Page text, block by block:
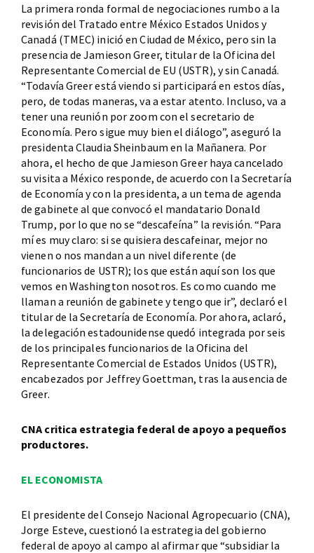
La primera ronda formal de negociaciones rumbo a la
revisión del Tratado entre México Estados Unidos y
Canadá (TMEC) inició en Ciudad de México, pero sin la
presencia de Jamieson Greer, titular de la Oficina del
Representante Comercial de EU (USTR), y sin Canadá.
“Todavía Greer está viendo si participará en estos días,
pero, de todas maneras, va a estar atento. Incluso, va a
tener una reunión por zoom con el secretario de
Economía. Pero sigue muy bien el diálogo”, aseguró la
presidenta Claudia Sheinbaum en la Mañanera. Por
ahora, el hecho de que Jamieson Greer haya cancelado
su visita a México responde, de acuerdo con la Secretaría
de Economía y con la presidenta, a un tema de agenda
de gabinete al que convocó el mandatario Donald
Trump, por lo que no se “descafeína” la revisión. “Para
mí es muy claro: si se quisiera descafeinar, mejor no
vienen o nos mandan a un nivel diferente (de
funcionarios de USTR); los que están aquí son los que
vemos en Washington nosotros. Es como cuando me
llaman a reunión de gabinete y tengo que ir”, declaró el
titular de la Secretaría de Economía. Por ahora, aclaró,
la delegación estadounidense quedó integrada por seis
de los principales funcionarios de la Oficina del
Representante Comercial de Estados Unidos (USTR),
encabezados por Jeffrey Goettman, tras la ausencia de
Greer.
CNA critica estrategia federal de apoyo a pequeños
productores.
EL ECONOMISTA
El presidente del Consejo Nacional Agropecuario (CNA),
Jorge Esteve, cuestionó la estrategia del gobierno
federal de apoyo al campo al afirmar que “subsidiar la